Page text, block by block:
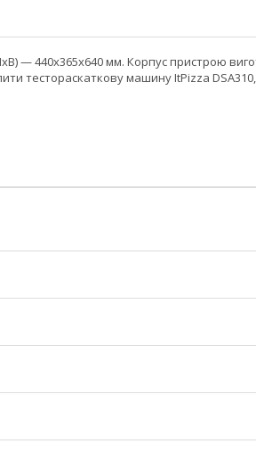
— 440x365x640 мм. Корпус пристрою
тестораскаткову машину ItPizza